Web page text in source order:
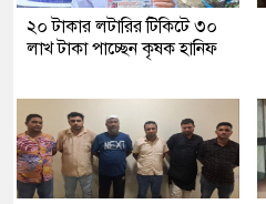
২০ টাকার লটারির টিকিটে ৩০
লাখ টাকা পাচ্ছেন কৃষক হানিফ